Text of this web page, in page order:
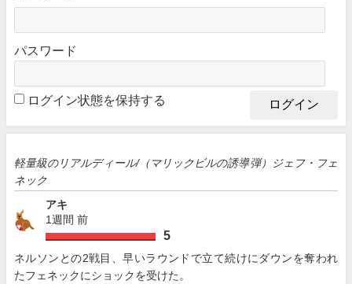
パスワード
ログイン状態を保持する
軽量級のリアルディール/（マリックビルの誘導弾）ジェフ・フェ
ネック
アキ
1週間 前
5
ネルソンとの2戦目、早いラウンドで立て続けにダウンを奪われ
たフェネックにショックを受けた。